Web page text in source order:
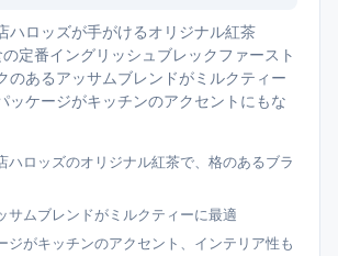
ハロッズが手がけるオリジナル紅茶
定番イングリッシュブレックファースト
のあるアッサムブレンドがミルクティー
ッケージがキッチンのアクセントにもな
ハロッズのオリジナル紅茶で、格のあるブラ
サムブレンドがミルクティーに最適
ジがキッチンのアクセント、インテリア性も